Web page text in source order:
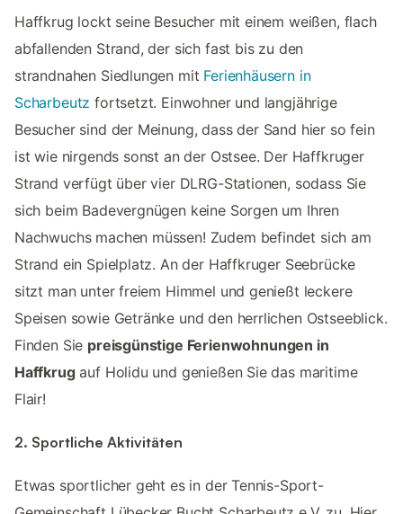
Haffkrug lockt seine Besucher mit einem weißen, flach
abfallenden Strand, der sich fast bis zu den
strandnahen Siedlungen mit Ferienhäusern in
Scharbeutz fortsetzt. Einwohner und langjährige
Besucher sind der Meinung, dass der Sand hier so fein
ist wie nirgends sonst an der Ostsee. Der Haffkruger
Strand verfügt über vier DLRG-Stationen, sodass Sie
sich beim Badevergnügen keine Sorgen um Ihren
Nachwuchs machen müssen! Zudem befindet sich am
Strand ein Spielplatz. An der Haffkruger Seebrücke
sitzt man unter freiem Himmel und genießt leckere
Speisen sowie Getränke und den herrlichen Ostseeblick.
Finden Sie preisgünstige Ferienwohnungen in
Haffkrugauf Holidu und genießen Sie das maritime
Flair!
2. Sportliche Aktivitäten
Etwas sportlicher geht es in der Tennis-Sport-